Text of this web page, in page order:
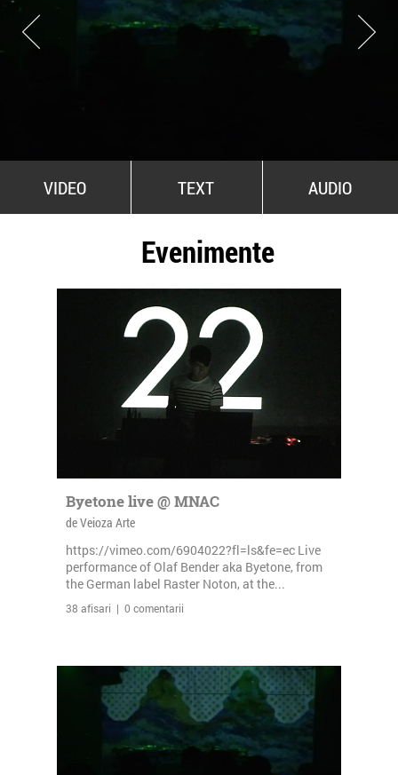
PEOPLE OF ROMANIA se lansează la
galeria Simeza
All Stars For Outernational
VIDEO TEXT AUDIO
Evenimente
Byetone live @ MNAC
de Veioza Arte
https://vimeo.com/6904022?fl=ls&fe=ec Live
performance of Olaf Bender aka Byetone, from
the German label Raster Noton, at the...
38 afisari | 0 comentarii